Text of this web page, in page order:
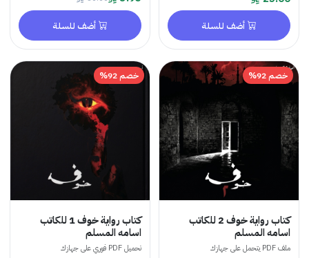
أضف للسلة أضف للسلة
خصم 92%
كتاب رواية خوف 2 للكاتب
اسامه المسلم
ملف PDF يتحمل على جهازك
خصم 92%
كتاب رواية خوف 1 للكاتب
اسامه المسلم
تحميل PDF فوري على جهازك